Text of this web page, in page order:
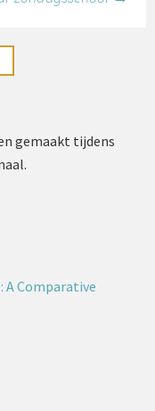
gemaakt tijdens
A Comparative